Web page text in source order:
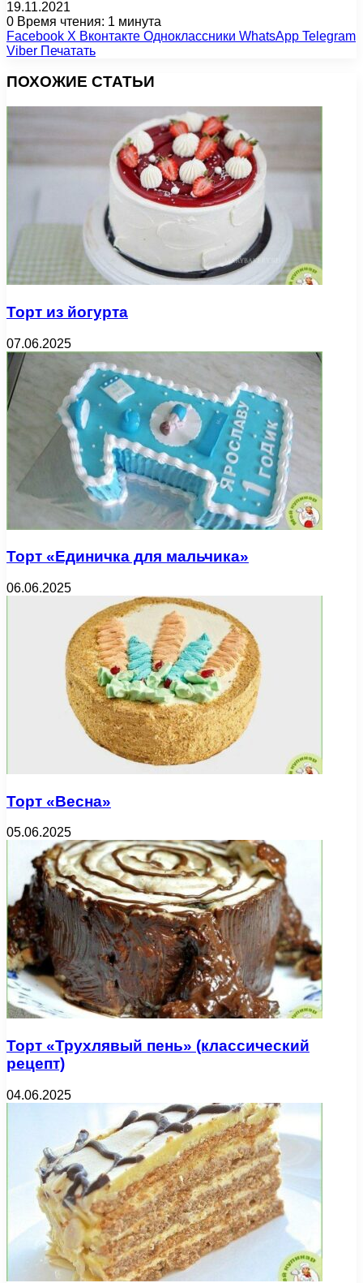
19.11.2021
0 Время чтения: 1 минута
Facebook X Вконтакте Одноклассники WhatsApp Telegram
Viber Печатать
ПОХОЖИЕ СТАТЬИ
Торт из йогурта
07.06.2025
Торт «Единичка для мальчика»
06.06.2025
Торт «Весна»
05.06.2025
Торт «Трухлявый пень» (классический
рецепт)
04.06.2025